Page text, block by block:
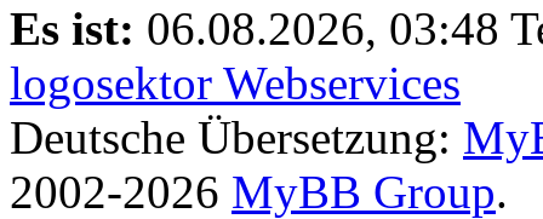
Es ist: 06.08.2026, 03:48
logosektor Webservices
Deutsche Übersetzung:
2002-2026 MyBB Group.